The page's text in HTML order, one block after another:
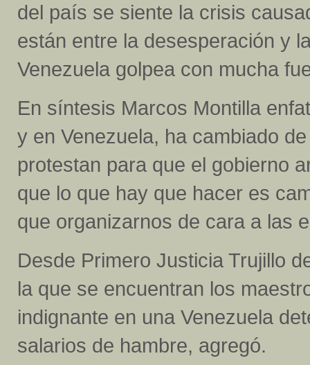
del país se siente la crisis
están entre la desesperación y
Venezuela golpea con mucha
En síntesis Marcos Montilla
y en Venezuela, ha cambiado
protestan para que el gobierno
que lo que hay que hacer es
que organizarnos de cara a las
Desde Primero Justicia Trujillo
la que se encuentran los
indignante en una Venezuela
salarios de hambre, agregó.